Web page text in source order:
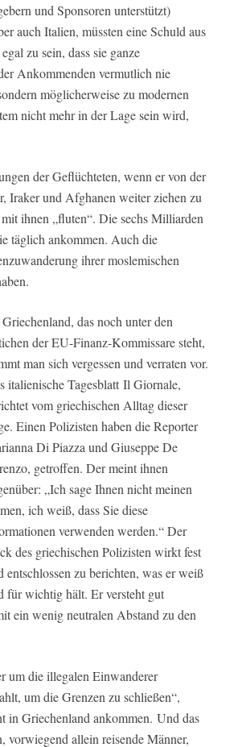
und Sponsoren unterstützt)
auch Italien, müssten eine Schuld aus
zu sein, dass sie ganze
Ankommenden vermutlich nie
möglicherweise zu modernen
nicht mehr in der Lage sein wird,
der Geflüchteten, wenn er von der
Iraker und Afghanen weiter ziehen zu
ihnen „fluten“. Die sechs Milliarden
täglich ankommen. Auch die
ihrer moslemischen
das noch unter den
der EU-Finanz-Kommissare steht,
man sich vergessen und verraten vor.
italienische Tagesblatt Il Giornale,
vom griechischen Alltag dieser
Einen Polizisten haben die Reporter
Di Piazza und Giuseppe De
getroffen. Der meint ihnen
„Ich sage Ihnen nicht meinen
ich weiß, dass Sie diese
verwenden werden.“ Der
des griechischen Polizisten wirkt fest
entschlossen zu berichten, was er weiß
für wichtig hält. Er versteht gut
ein wenig neutralen Abstand zu den
um die illegalen Einwanderer
um die Grenzen zu schließen“,
in Griechenland ankommen. Und das
vorwiegend allein reisende Männer,